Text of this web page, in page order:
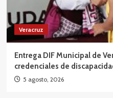
Veracruz
Entrega DIF Municipal de
credenciales de
5 agosto, 2026